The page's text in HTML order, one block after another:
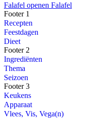
Falafel openen Falafel
Footer 1
Recepten
Feestdagen
Dieet
Footer 2
Ingrediënten
Thema
Seizoen
Footer 3
Keukens
Apparaat
Vlees, Vis, Vega(n)